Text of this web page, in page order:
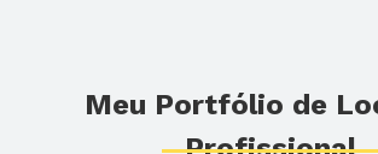
Meu Portfólio de